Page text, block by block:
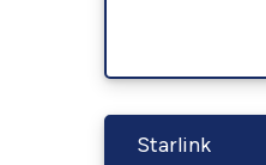
Starlink